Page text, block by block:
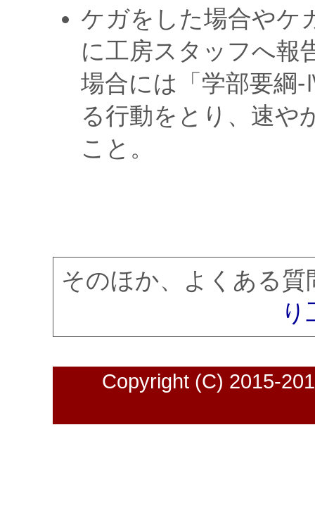
ケガをした場合やケ
に工房スタッフへ報
場合には「学部要綱
る行動をとり、速や
こと。
そのほか、よくあ
り
Copyright (C) 2015-